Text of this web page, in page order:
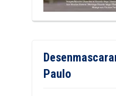
Paulo